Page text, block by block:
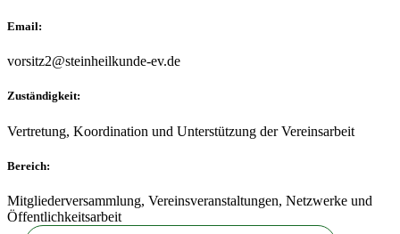
Email:
vorsitz2@steinheilkunde-ev.de
Zuständigkeit:
Vertretung, Koordination und Unterstützung der Vereinsarbeit
Bereich:
Mitgliederversammlung, Vereinsveranstaltungen, Netzwerke und
Öffentlichkeitsarbeit